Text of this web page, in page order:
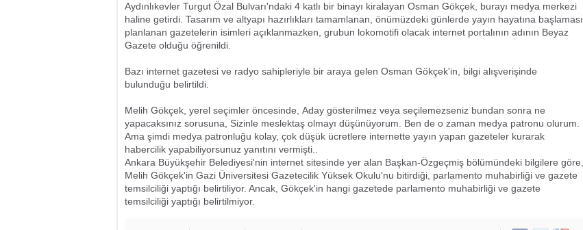
Aydınlıkevler Turgut Özal Bulvarı'ndaki 4 katlı bir binayı kiralayan Osman Gökçek, burayı medya merkezi
haline getirdi. Tasarım ve altyapı hazırlıkları tamamlanan, önümüzdeki günlerde yayın hayatına başlaması
planlanan gazetelerin isimleri açıklanmazken, grubun lokomotifi olacak internet portalının adının Beyaz
Gazete olduğu öğrenildi.
Bazı internet gazetesi ve radyo sahipleriyle bir araya gelen Osman Gökçek'in, bilgi alışverişinde
bulunduğu belirtildi.
Melih Gökçek, yerel seçimler öncesinde, Aday gösterilmez veya seçilemezseniz bundan sonra ne
yapacaksınız sorusuna, Sizinle meslektaş olmayı düşünüyorum. Ben de o zaman medya patronu olurum.
Ama şimdi medya patronluğu kolay, çok düşük ücretlere internette yayın yapan gazeteler kurarak
habercilik yapabiliyorsunuz yanıtını vermişti..
Ankara Büyükşehir Belediyesi'nin internet sitesinde yer alan Başkan-Özgeçmiş bölümündeki bilgilere göre,
Melih Gökçek'in Gazi Üniversitesi Gazetecilik Yüksek Okulu'nu bitirdiği, parlamento muhabirliği ve gazete
temsilciliği yaptığı belirtiliyor. Ancak, Gökçek'in hangi gazetede parlamento muhabirliği ve gazete
temsilciliği yaptığı belirtilmiyor.